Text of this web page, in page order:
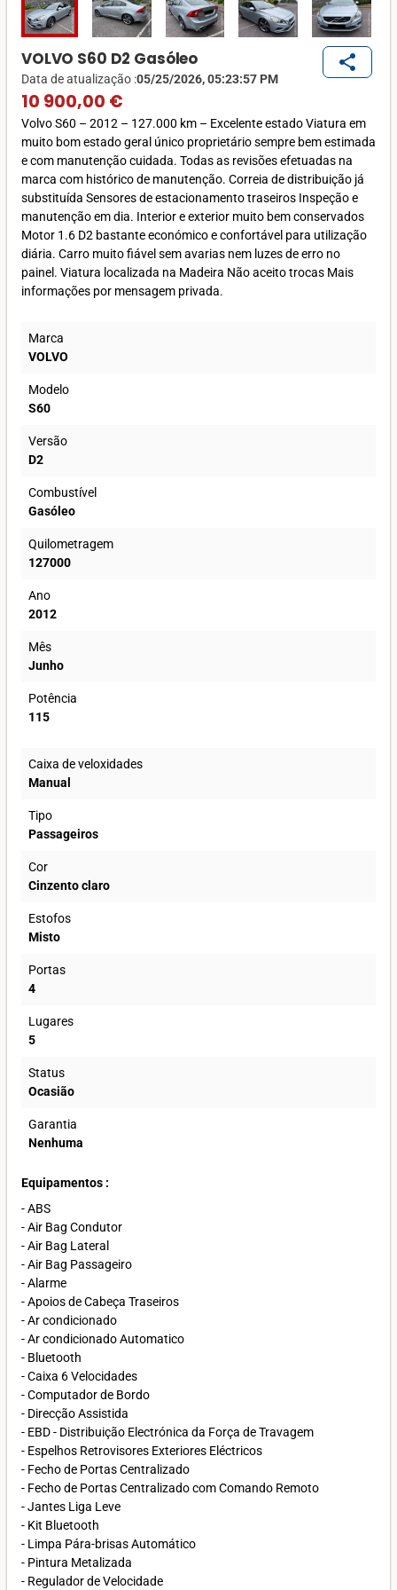
VOLVO S60 D2 Gasóleo
Data de atualização :05/25/2026, 05:23:57 PM
10 900,00 €
share
Volvo S60 – 2012 – 127.000 km – Excelente estado Viatura em
muito bom estado geral único proprietário sempre bem estimada
e com manutenção cuidada. Todas as revisões efetuadas na
marca com histórico de manutenção. Correia de distribuição já
substituída Sensores de estacionamento traseiros Inspeção e
manutenção em dia. Interior e exterior muito bem conservados
Motor 1.6 D2 bastante económico e confortável para utilização
diária. Carro muito fiável sem avarias nem luzes de erro no
painel. Viatura localizada na Madeira Não aceito trocas Mais
informações por mensagem privada.
Marca
VOLVO
Modelo
S60
Versão
D2
Combustível
Gasóleo
Quilometragem
127000
Ano
2012
Mês
Junho
Potência
115
Caixa de veloxidades
Manual
Tipo
Passageiros
Cor
Cinzento claro
Estofos
Misto
Portas
4
Lugares
5
Status
Ocasião
Garantia
Nenhuma
Equipamentos :
- ABS
- Air Bag Condutor
- Air Bag Lateral
- Air Bag Passageiro
- Alarme
- Apoios de Cabeça Traseiros
- Ar condicionado
- Ar condicionado Automatico
- Bluetooth
- Caixa 6 Velocidades
- Computador de Bordo
- Direcção Assistida
- EBD - Distribuição Electrónica da Força de Travagem
- Espelhos Retrovisores Exteriores Eléctricos
- Fecho de Portas Centralizado
- Fecho de Portas Centralizado com Comando Remoto
- Jantes Liga Leve
- Kit Bluetooth
- Limpa Pára-brisas Automático
- Pintura Metalizada
- Regulador de Velocidade